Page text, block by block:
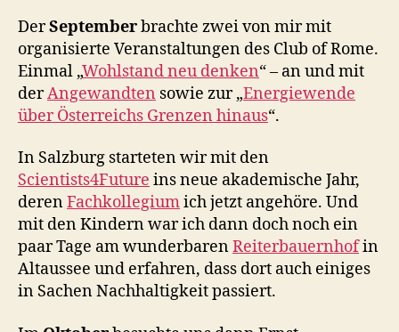
DerSeptemberbrachte zwei von mir mit
organisierte Veranstaltungen des Club of Rome.
Einmal „Wohlstand neu denken“ – an und mit
derAngewandten sowie zur „Energiewende
über Österreichs Grenzen hinaus“.
In Salzburg starteten wir mit den
Scientists4Future ins neue akademische Jahr,
derenFachkollegiumich jetzt angehöre. Und
mit den Kindern war ich dann doch noch ein
paar Tage am wunderbarenReiterbauernhofin
Altaussee und erfahren, dass dort auch einiges
in Sachen Nachhaltigkeit passiert.